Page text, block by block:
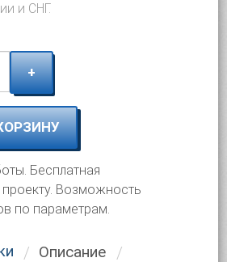
и СНГ.
+
Бесплатная
проекту. Возможность
по параметрам.
Описание